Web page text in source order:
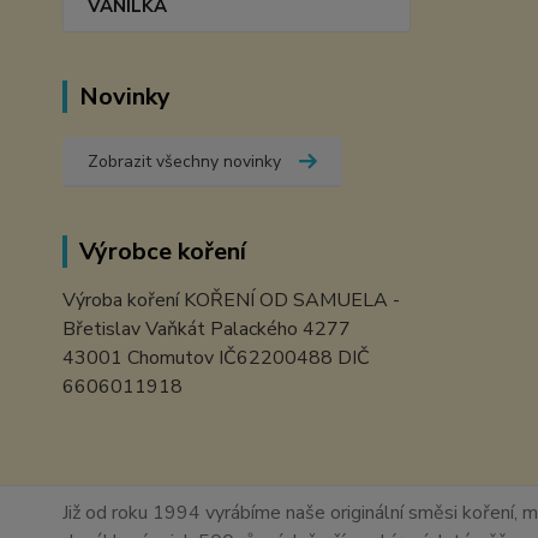
VANILKA
Novinky
Zobrazit všechny novinky
Výrobce koření
Výroba koření KOŘENÍ OD SAMUELA -
Břetislav Vaňkát Palackého 4277
43001 Chomutov IČ62200488 DIČ
6606011918
Již od roku 1994 vyrábíme naše originální směsi koření,